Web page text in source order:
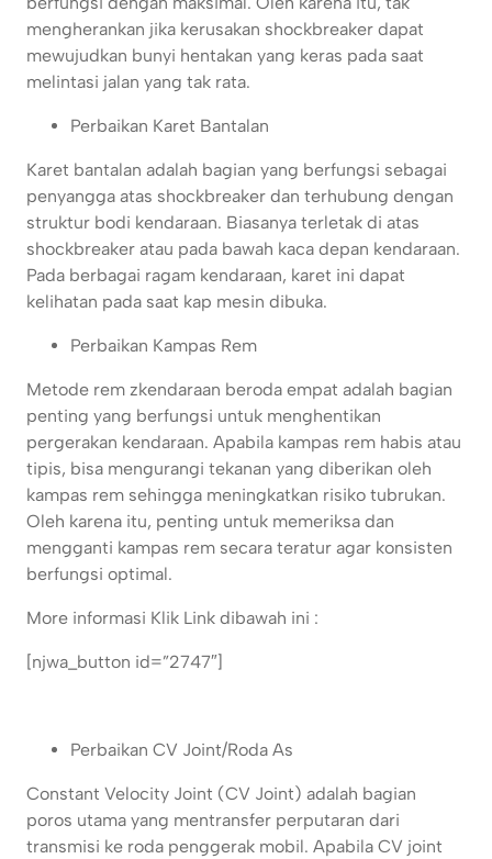
mengherankan jika kerusakan shockbreaker dapat
mewujudkan bunyi hentakan yang keras pada saat
melintasi jalan yang tak rata.
Perbaikan Karet Bantalan
Karet bantalan adalah bagian yang berfungsi sebagai
penyangga atas shockbreaker dan terhubung dengan
struktur bodi kendaraan. Biasanya terletak di atas
shockbreaker atau pada bawah kaca depan kendaraan.
Pada berbagai ragam kendaraan, karet ini dapat
kelihatan pada saat kap mesin dibuka.
Perbaikan Kampas Rem
Metode rem zkendaraan beroda empat adalah bagian
penting yang berfungsi untuk menghentikan
pergerakan kendaraan. Apabila kampas rem habis atau
tipis, bisa mengurangi tekanan yang diberikan oleh
kampas rem sehingga meningkatkan risiko tubrukan.
Oleh karena itu, penting untuk memeriksa dan
mengganti kampas rem secara teratur agar konsisten
berfungsi optimal.
More informasi Klik Link dibawah ini :
[njwa_button id=”2747″]
Perbaikan CV Joint/Roda As
Constant Velocity Joint (CV Joint) adalah bagian
poros utama yang mentransfer perputaran dari
transmisi ke roda penggerak mobil. Apabila CV joint